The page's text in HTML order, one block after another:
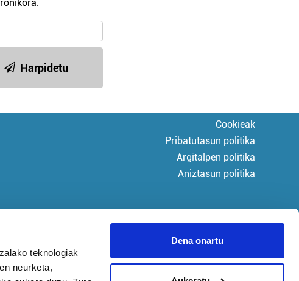
teknologiak
neurketa,
Dena onartu
Harpidetu
Cookieak
Pribatutasun politika
Argitalpen politika
Aniztasun politika